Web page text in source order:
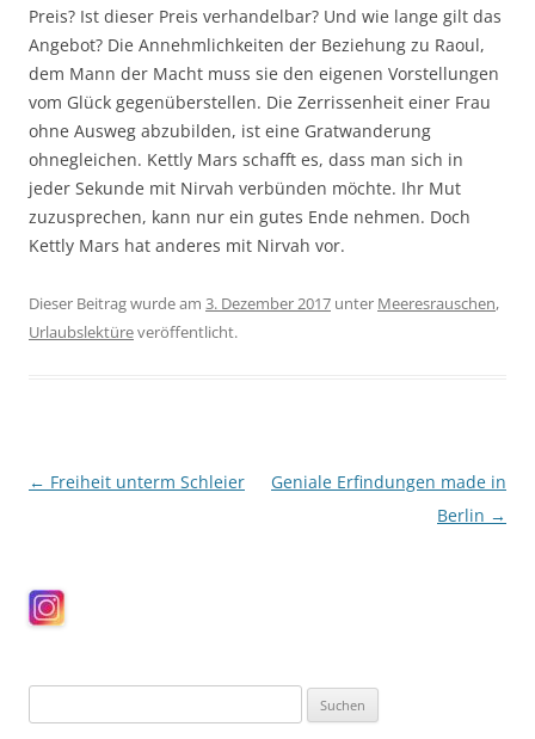
Preis? Ist dieser Preis verhandelbar? Und wie lange gilt das
Angebot? Die Annehmlichkeiten der Beziehung zu Raoul,
dem Mann der Macht muss sie den eigenen Vorstellungen
vom Glück gegenüberstellen. Die Zerrissenheit einer Frau
ohne Ausweg abzubilden, ist eine Gratwanderung
ohnegleichen. Kettly Mars schafft es, dass man sich in
jeder Sekunde mit Nirvah verbünden möchte. Ihr Mut
zuzusprechen, kann nur ein gutes Ende nehmen. Doch
Kettly Mars hat anderes mit Nirvah vor.
Dieser Beitrag wurde am 3. Dezember 2017 unter Meeresrauschen,
Urlaubslektüreveröffentlicht.
Beitragsnavigation
← Freiheit unterm Schleier
Geniale Erfindungen made in
Berlin →
nach: